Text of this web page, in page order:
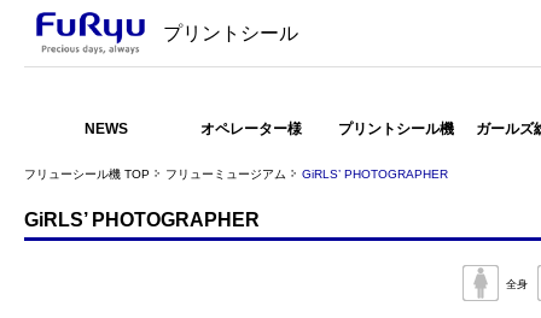
プリントシール
NEWS オペレーター様 プリントシール機 ガールズ
フリューシール機 TOP フリューミュージアム GiRLS’ PHOTOGRAPHER
GiRLS’ PHOTOGRAPHER
全身